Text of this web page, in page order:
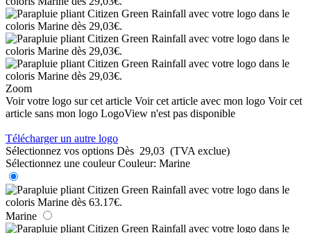
Zoom
Voir votre logo sur cet article Voir cet article avec mon logo Voir cet
article sans mon logo LogoView n'est pas disponible
Télécharger un autre logo
Sélectionnez vos options Dès 29,03 (TVA exclue)
Sélectionnez une couleur Couleur: Marine
Marine